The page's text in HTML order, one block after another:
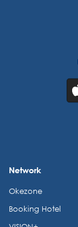
Network
Okezone
Booking Hotel